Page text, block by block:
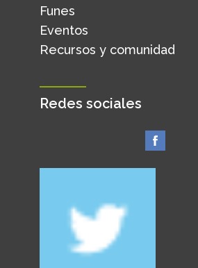
Funes
Eventos
Recursos y comunidad
Redes sociales